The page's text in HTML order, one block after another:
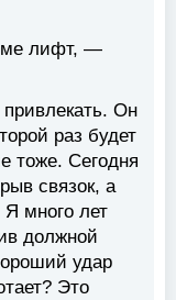
лифт, —
Он
раз будет
тоже. Сегодня
связок, а
много лет
должной
удар
Это